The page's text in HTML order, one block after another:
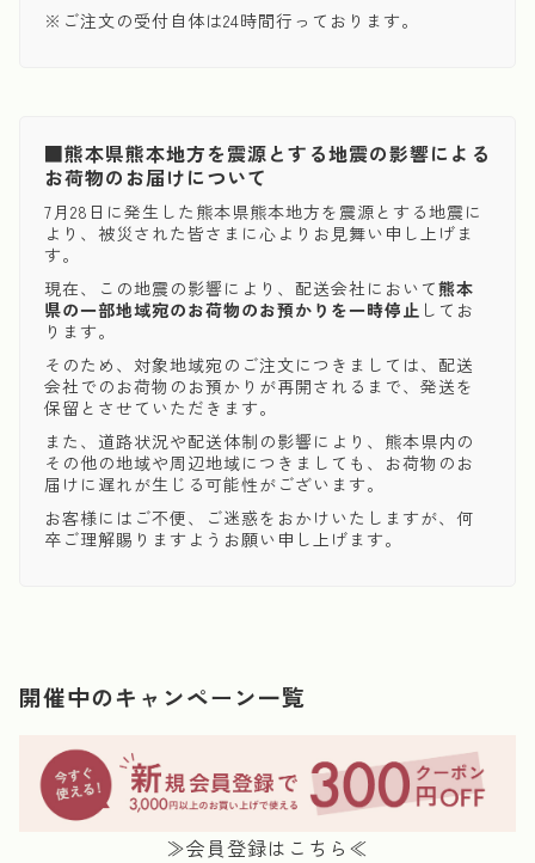
※ご注文の受付自体は24時間行っております。
■熊本県熊本地方を震源とする地震の影響による
お荷物のお届けについて
7月28日に発生した熊本県熊本地方を震源とする地震に
より、被災された皆さまに心よりお見舞い申し上げま
す。
現在、この地震の影響により、配送会社において熊本
県の一部地域宛のお荷物のお預かりを一時停止 してお
ります。
そのため、対象地域宛のご注文につきましては、配送
会社でのお荷物のお預かりが再開されるまで、発送を
保留とさせていただきます。
また、道路状況や配送体制の影響により、熊本県内の
その他の地域や周辺地域につきましても、お荷物のお
届けに遅れが生じる可能性がございます。
お客様にはご不便、ご迷惑をおかけいたしますが、何
卒ご理解賜りますようお願い申し上げます。
開催中のキャンペーン一覧
≫会員登録はこちら≪